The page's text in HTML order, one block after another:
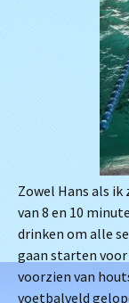
Zowel Hans als
van 8 en 10
drinken om alle
gaan starten
voorzien van
voetbalveld